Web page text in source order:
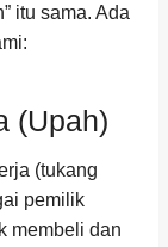
itu sama. Ada
(Upah)
(tukang
pemilik
membeli dan